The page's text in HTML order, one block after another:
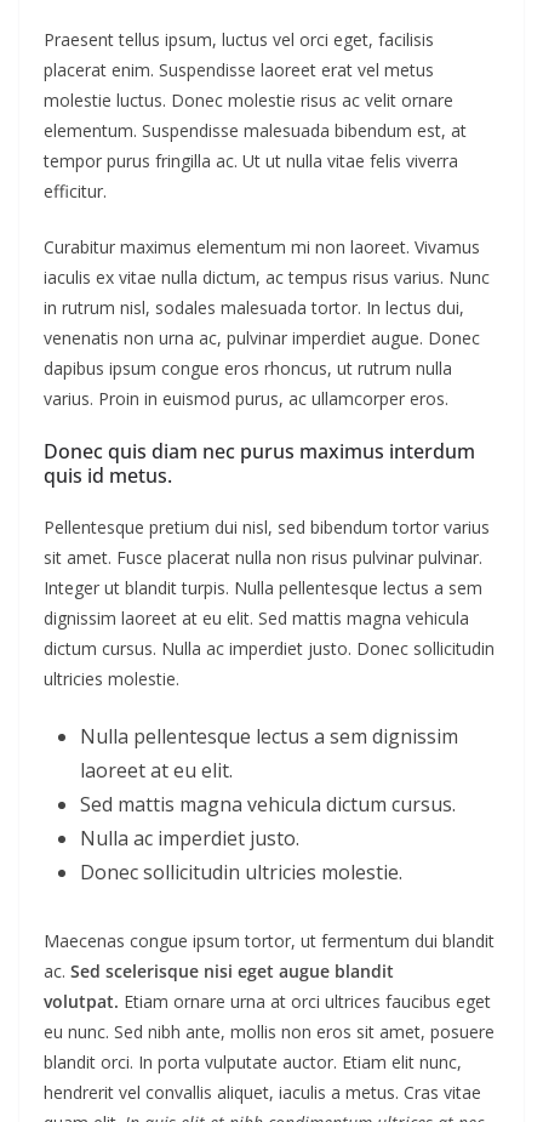
Praesent tellus ipsum, luctus vel orci eget, facilisis
placerat enim. Suspendisse laoreet erat vel metus
molestie luctus. Donec molestie risus ac velit ornare
elementum. Suspendisse malesuada bibendum est, at
tempor purus fringilla ac. Ut ut nulla vitae felis viverra
efficitur.
Curabitur maximus elementum mi non laoreet. Vivamus
iaculis ex vitae nulla dictum, ac tempus risus varius. Nunc
in rutrum nisl, sodales malesuada tortor. In lectus dui,
venenatis non urna ac, pulvinar imperdiet augue. Donec
dapibus ipsum congue eros rhoncus, ut rutrum nulla
varius. Proin in euismod purus, ac ullamcorper eros.
Donec quis diam nec purus maximus interdum
quis id metus.
Pellentesque pretium dui nisl, sed bibendum tortor varius
sit amet. Fusce placerat nulla non risus pulvinar pulvinar.
Integer ut blandit turpis. Nulla pellentesque lectus a sem
dignissim laoreet at eu elit. Sed mattis magna vehicula
dictum cursus. Nulla ac imperdiet justo. Donec sollicitudin
ultricies molestie.
Nulla pellentesque lectus a sem dignissim
laoreet at eu elit.
Sed mattis magna vehicula dictum cursus.
Nulla ac imperdiet justo.
Donec sollicitudin ultricies molestie.
Maecenas congue ipsum tortor, ut fermentum dui blandit
ac. Sed scelerisque nisi eget augue blandit
volutpat. Etiam ornare urna at orci ultrices faucibus eget
eu nunc. Sed nibh ante, mollis non eros sit amet, posuere
blandit orci. In porta vulputate auctor. Etiam elit nunc,
hendrerit vel convallis aliquet, iaculis a metus. Cras vitae